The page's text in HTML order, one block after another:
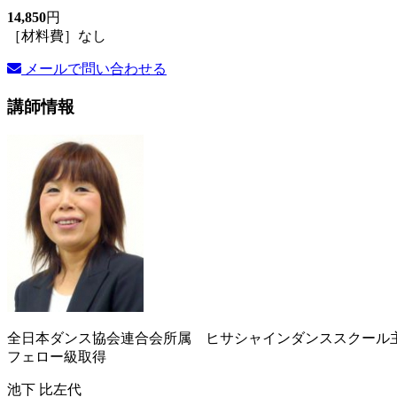
14,850円
［材料費］なし
メールで問い合わせる
講師情報
全日本ダンス協会連合会所属 ヒサシャインダンススクール
フェロー級取得
池下 比左代